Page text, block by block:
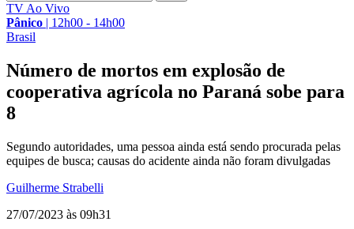
TV Ao Vivo
Pânico | 12h00 - 14h00
Brasil
Número de mortos em explosão de
cooperativa agrícola no Paraná sobe para
8
Segundo autoridades, uma pessoa ainda está sendo procurada pelas
equipes de busca; causas do acidente ainda não foram divulgadas
Guilherme Strabelli
27/07/2023 às 09h31